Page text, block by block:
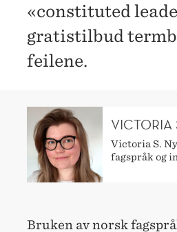
«constituted
gratistilbud
feilene.
VICTORIA
Victoria S.
fagspråk og
Bruken av norsk